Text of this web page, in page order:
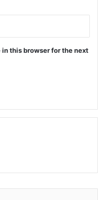
this browser for the next